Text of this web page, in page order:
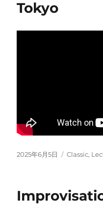
Tokyo
Posted
2025年6月5日 Categories
Classic,